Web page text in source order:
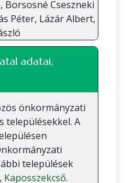
Borsosné Cseszneki
Péter, Lázár Albert,
adatai,
önkormányzati
településekkel. A
települések
, Kaposszekcső.